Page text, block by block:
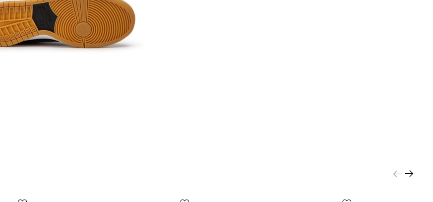
Будь ласка, дотримуйтесь цих вказівок та будьте певні, що